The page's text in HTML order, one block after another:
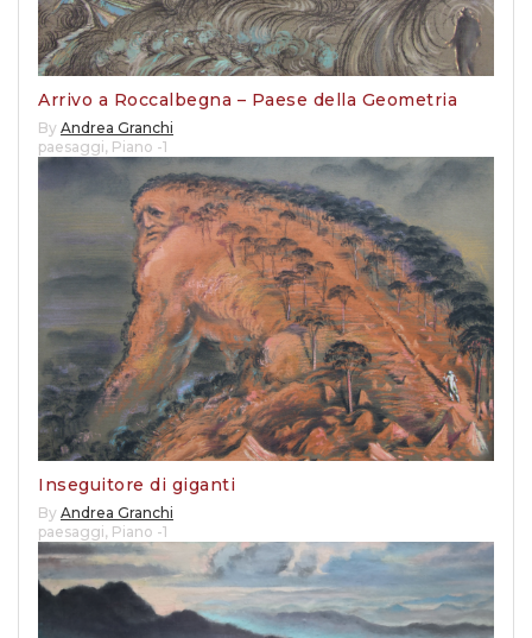
Arrivo a Roccalbegna – Paese della Geometria
By Andrea Granchi
paesaggi, Piano -1
Inseguitore di giganti
By Andrea Granchi
paesaggi, Piano -1